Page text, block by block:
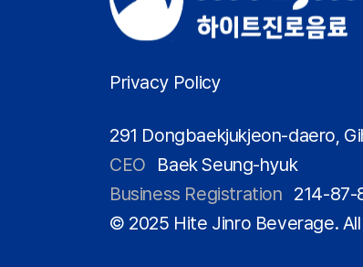
Privacy Policy
291 Dongbaekjukjeon-daero,
CEO
Baek Seung-hyuk
Business Registration 214-87-
© 2025 Hite Jinro Beverage.